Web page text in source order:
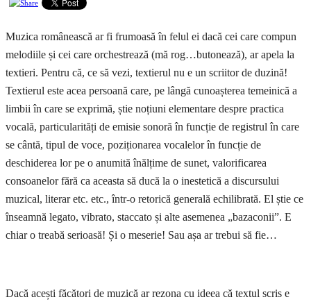
Muzica românească ar fi frumoasă în felul ei dacă cei care compun
melodiile și cei care orchestrează (mă rog…butonează), ar apela la
textieri. Pentru că, ce să vezi, textierul nu e un scriitor de duzină!
Textierul este acea persoană care, pe lângă cunoașterea temeinică a
limbii în care se exprimă, știe noțiuni elementare despre practica
vocală, particularități de emisie sonoră în funcție de registrul în care
se cântă, tipul de voce, poziționarea vocalelor în funcție de
deschiderea lor pe o anumită înălțime de sunet, valorificarea
consoanelor fără ca aceasta să ducă la o inestetică a discursului
muzical, literar etc. etc., într-o retorică generală echilibrată. El știe ce
înseamnă legato, vibrato, staccato și alte asemenea „bazaconii”. E
chiar o treabă serioasă! Și o meserie! Sau așa ar trebui să fie…
Dacă acești făcători de muzică ar rezona cu ideea că textul scris e